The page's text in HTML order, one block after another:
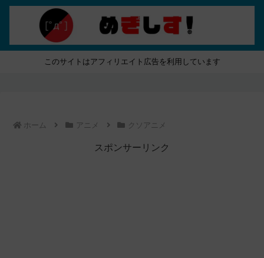
このサイトはアフィリエイト広告を利用しています
ホーム アニメ クソアニメ
スポンサーリンク